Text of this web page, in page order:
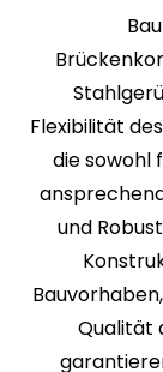
Flexibilität
die sowohl
und
Qualität